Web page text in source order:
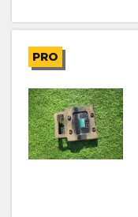
PRO